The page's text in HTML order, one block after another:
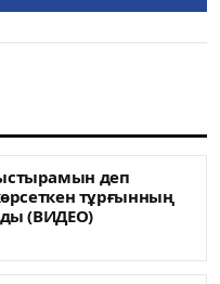
деп
тұрғынның
(ВИДЕО)